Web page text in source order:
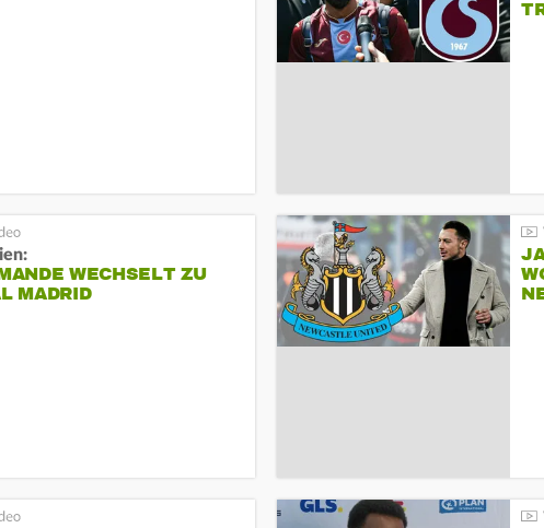
WECHSELT ZU
MADRID